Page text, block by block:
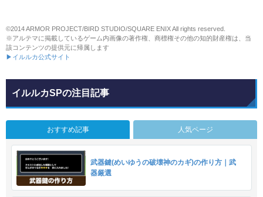
©2014 ARMOR PROJECT/BIRD STUDIO/SQUARE ENIX All rights reserved.
※アルテマに掲載しているゲーム内画像の著作権、商標権その他の知的財産権は、当
該コンテンツの提供元に帰属します
▶イルルカ公式サイト
イルルカSPの注目記事
おすすめ記事 人気ページ
武器鍵(めいゆうの破壊神のカギ)の作り方｜武
器厳選